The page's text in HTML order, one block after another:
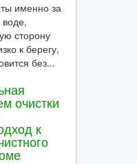
именно за
сторону
к берегу,
без...
очистки
к